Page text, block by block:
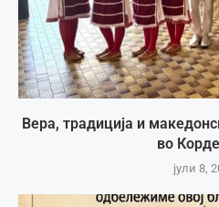
Вера, традиција и
во
јули 8,